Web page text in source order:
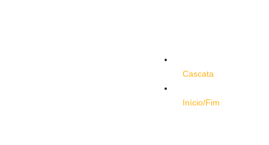
Cascata
Início/Fim